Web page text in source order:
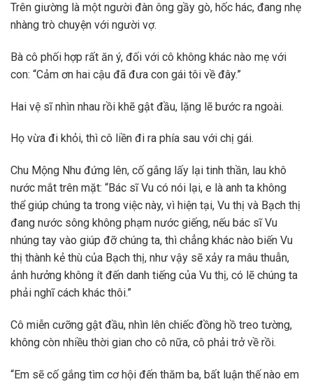
Trên giường là một người đàn ông gầy gò, hốc hác, đang nhẹ
nhàng trò chuyện với người vợ.
Bà cô phối hợp rất ăn ý, đối với cô không khác nào mẹ với
con: “Cảm ơn hai cậu đã đưa con gái tôi về đây.”
Hai vệ sĩ nhìn nhau rồi khẽ gật đầu, lặng lẽ bước ra ngoài.
Họ vừa đi khỏi, thì cô liền đi ra phía sau với chị gái.
Chu Mộng Nhu đứng lên, cố gắng lấy lại tinh thần, lau khô
nước mắt trên mặt: “Bác sĩ Vu có nói lại, e là anh ta không
thể giúp chúng ta trong việc này, vì hiện tại, Vu thị và Bạch thị
đang nước sông không phạm nước giếng, nếu bác sĩ Vu
nhúng tay vào giúp đỡ chúng ta, thì chẳng khác nào biến Vu
thị thành kẻ thù của Bạch thị, như vậy sẽ xảy ra mâu thuẫn,
ảnh hưởng không ít đến danh tiếng của Vu thị, có lẽ chúng ta
phải nghĩ cách khác thôi.”
Cô miễn cưỡng gật đầu, nhìn lên chiếc đồng hồ treo tường,
không còn nhiều thời gian cho cô nữa, cô phải trở về rồi.
“Em sẽ cố gắng tìm cơ hội đến thăm ba, bất luận thế nào em